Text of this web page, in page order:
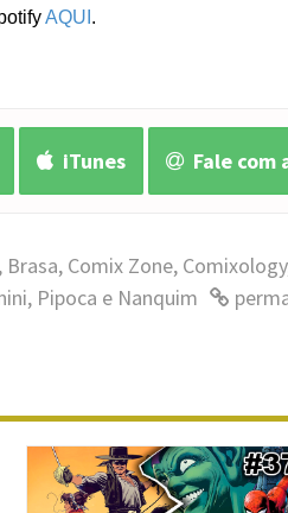
AQUI .
iTunes Fale com
, Brasa, Comix Zone, Comixology
, Pipoca e Nanquim